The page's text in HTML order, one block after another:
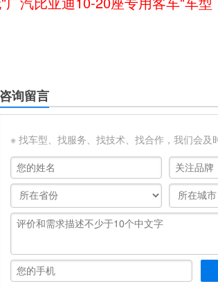
咨询留言
※ 找车型、找服务、找技术、找合作，我们会及